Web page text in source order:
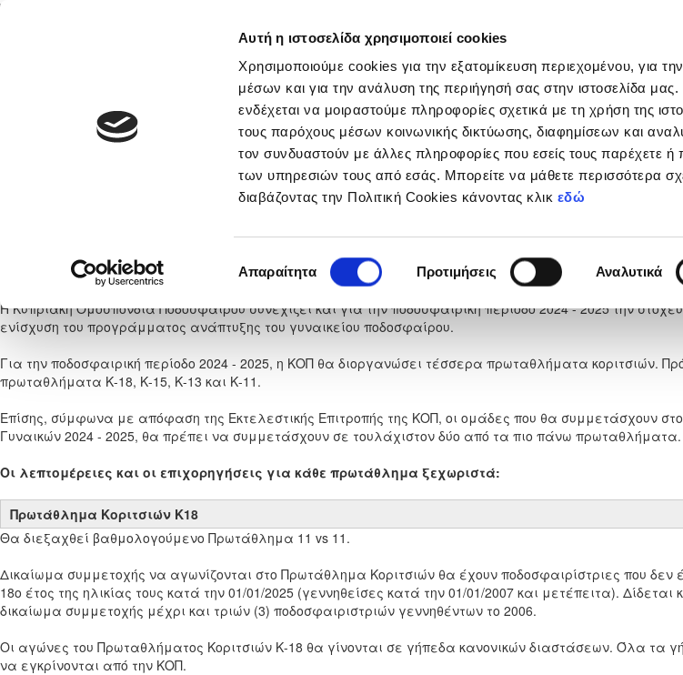
Αυτή η ιστοσελίδα χρησιμοποιεί cookies
Χρησιμοποιούμε cookies για την εξατομίκευση περιεχομένου, για
μέσων και για την ανάλυση της περιήγησή σας στην ιστοσελίδα
ενδέχεται να μοιραστούμε πληροφορίες σχετικά με τη χρήση της
τους παρόχους μέσων κοινωνικής δικτύωσης, διαφημίσεων και
τον συνδυαστούν με άλλες πληροφορίες που εσείς τους παρέχετε
των υπηρεσιών τους από εσάς. Μπορείτε να μάθετε περισσότερα
διαβάζοντας την Πολιτική Cookies κάνοντας κλικ εδώ
συγκατάθεσης
Απαραίτητα Προτιμήσεις Αναλυτικά
Νέα & Πληροφορίες Εθνικές Ομάδες Διοργανώσεις
Στατιστικά
Τρόπος διεξαγωγής και επιχορηγήσεις
Παρασκευή, 21 Ιουνίου 2024
Η Κυπριακή Ομοσπονδία Ποδοσφαίρου συνεχίζει και για την ποδοσφαιρική περίοδο 2024 - 2025 την
ενίσχυση του προγράμματος ανάπτυξης του γυναικείου ποδοσφαίρου.
Για την ποδοσφαιρική περίοδο 2024 - 2025, η ΚΟΠ θα διοργανώσει τέσσερα πρωταθλήματα κοριτσιών.
πρωταθλήματα Κ-18, Κ-15, Κ-13 και Κ-11.
Επίσης, σύμφωνα με απόφαση της Εκτελεστικής Επιτροπής της ΚΟΠ, οι ομάδες που θα συμμετάσχουν
Γυναικών 2024 - 2025, θα πρέπει να συμμετάσχουν σε τουλάχιστον δύο από τα πιο πάνω πρωταθλήματα.
Οι λεπτομέρειες και οι επιχορηγήσεις για κάθε πρωτάθλημα ξεχωριστά:
Πρωτάθλημα Κοριτσιών Κ18
Θα διεξαχθεί βαθμολογούμενο Πρωτάθλημα 11 vs 11.
Δικαίωμα συμμετοχής να αγωνίζονται στο Πρωτάθλημα Κοριτσιών θα έχουν ποδοσφαιρίστριες που δεν
18ο έτος της ηλικίας τους κατά την 01/01/2025 (γεννηθείσες κατά την 01/01/2007 και μετέπειτα). Δίδεται
δικαίωμα συμμετοχής μέχρι και τριών (3) ποδοσφαιριστριών γεννηθέντων το 2006.
Οι αγώνες του Πρωταθλήματος Κοριτσιών Κ-18 θα γίνονται σε γήπεδα κανονικών διαστάσεων. Όλα τα
να εγκρίνονται από την ΚΟΠ.